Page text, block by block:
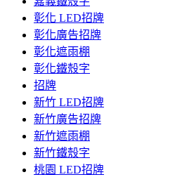
彰化 LED招牌
彰化廣告招牌
彰化遮雨棚
彰化鐵殼字
招牌
新竹 LED招牌
新竹廣告招牌
新竹遮雨棚
新竹鐵殼字
桃園 LED招牌